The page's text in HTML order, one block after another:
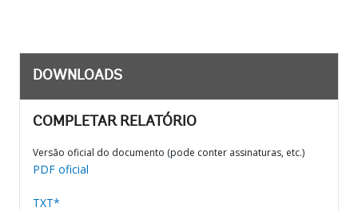
DOWNLOADS
COMPLETAR RELATÓRIO
Versão oficial do documento (pode conter assinaturas, etc.)
PDF oficial
TXT*